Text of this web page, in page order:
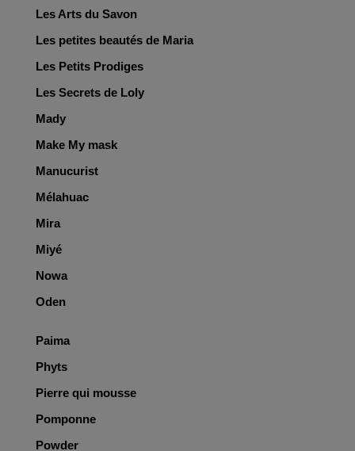
Les Arts du Savon
Les petites beautés de Maria
Les Petits Prodiges
Les Secrets de Loly
Mady
Make My mask
Manucurist
Mélahuac
Mira
Miyé
Nowa
Oden
Paima
Phyts
Pierre qui mousse
Pomponne
Powder